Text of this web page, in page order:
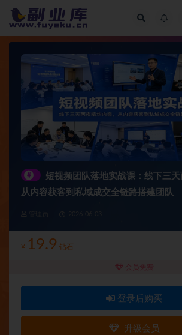
#
短视频团队落地实战课：线下三天
从内容获客到私域成交全链路搭建团队
¥ 19.9 钻石
会员免费
登录后购买
升级会员